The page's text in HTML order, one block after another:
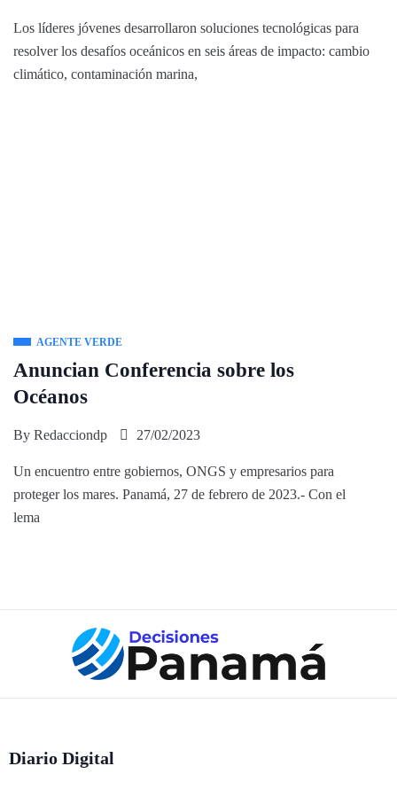
Los líderes jóvenes desarrollaron soluciones tecnológicas para
resolver los desafíos oceánicos en seis áreas de impacto: cambio
climático, contaminación marina,
AGENTE VERDE
Anuncian Conferencia sobre los
Océanos
By Redacciondp 27/02/2023
Un encuentro entre gobiernos, ONGS y empresarios para
proteger los mares. Panamá, 27 de febrero de 2023.- Con el
lema
Diario Digital